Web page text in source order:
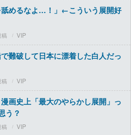
舐めるなよ…！」←こういう展開好
VIP
難破して日本に漂着した白人だっ
VIP
漫画史上「最大のやらかし展開」っ
う？
VIP